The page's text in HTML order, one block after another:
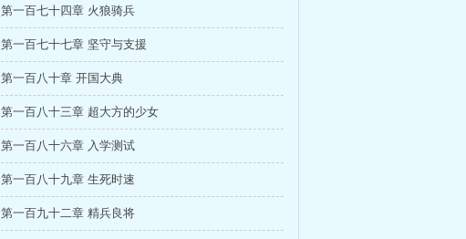
第一百七十四章 火狼骑兵
第一百七十七章 坚守与支援
第一百八十章 开国大典
第一百八十三章 超大方的少女
第一百八十六章 入学测试
第一百八十九章 生死时速
第一百九十二章 精兵良将